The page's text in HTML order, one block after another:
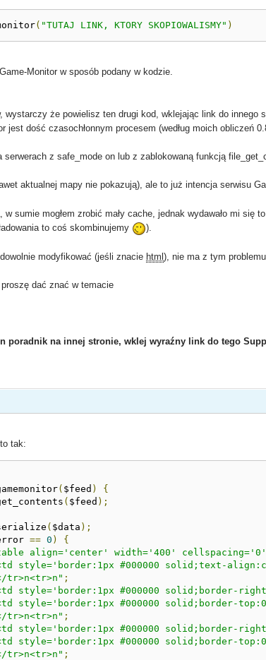
( "TUTAJ LINK, KTORY SKOPIOWALISMY" )
Monitor w sposób podany w kodzie.
wystarczy że powielisz ten drugi kod, wklejając link do innego
jest dość czasochłonnym procesem (według moich
serwerach z safe_mode on lub z zablokowaną funkcją
aktualnej mapy nie pokazują), ale to już intencja serwisu
w sumie mogłem zrobić mały cache, jednak wydawało mi
to coś skombinujemy
).
modyfikować (jeśli znacie html), nie ma z tym problemu.
dać znać w temacie
poradnik na innej stronie, wklej wyraźny link do tego
tak:
( $feed )
{
( $feed );
( $data );
== 0 )
{
align='center' width='400'
style='border:1px #000000 solid;text-
tr>n<tr>n" ;
style='border:1px #000000 solid;border-
style='border:1px #000000 solid;border-
tr>n<tr>n" ;
style='border:1px #000000 solid;border-
style='border:1px #000000 solid;border-
tr>n<tr>n" ;